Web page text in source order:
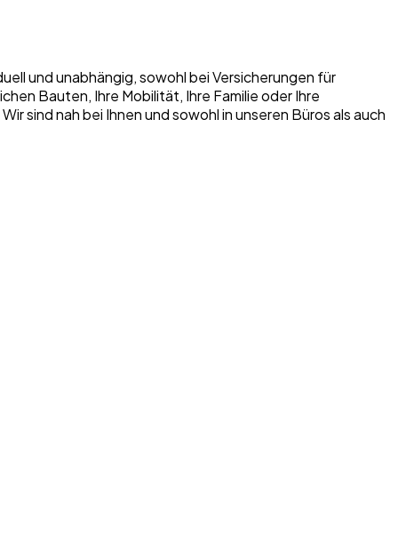
und unabhängig, sowohl bei Versicherungen für
Bauten, Ihre Mobilität, Ihre Familie oder Ihre
sind nah bei Ihnen und sowohl in unseren Büros als auch